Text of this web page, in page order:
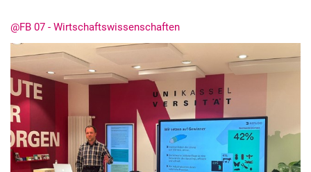
Aktuelles
Stellenangebote
@FB 07 - Wirtschaftswissenschaften